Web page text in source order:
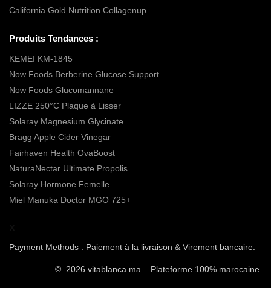
California Gold Nutrition Collagenup
Produits Tendances :
KEMEI KM-1845
Now Foods Berberine Glucose Support
Now Foods Glucomannane
LIZZE 250°C Plaque à Lisser
Solaray Magnesium Glycinate
Bragg Apple Cider Vinegar
Fairhaven Health OvaBoost
NaturaNectar Ultimate Propolis
Solaray Hormone Femelle
Miel Manuka Doctor MGO 725+
Payment Methods : Paiement à la livraison & Virement bancaire.
© 2026 vitablanca.ma – Plateforme 100% marocaine.